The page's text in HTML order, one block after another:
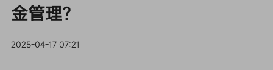
金管理？
2025-04-17 07:21